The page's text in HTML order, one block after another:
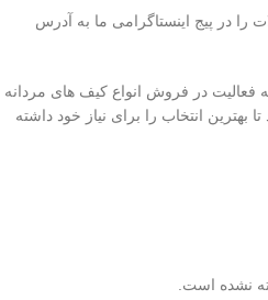
را در پیج اینستاگرامی ما به آدرس
فعالیت در فروش انواع کیف های مردانه
بهترین انتخاب را برای نیاز خود داشته
نشده است.